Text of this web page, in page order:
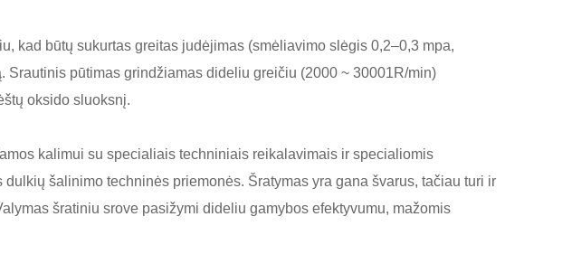
kad būtų sukurtas greitas judėjimas (smėliavimo slėgis 0,2–0,3 mpa,
pūtimas grindžiamas dideliu greičiu (2000 ~ 30001R/min)
oksido sluoksnį.
kalimui su specialiais techniniais reikalavimais ir specialiomis
šalinimo techninės priemonės. Šratymas yra gana švarus, tačiau turi ir
šratiniu srove pasižymi dideliu gamybos efektyvumu, mažomis